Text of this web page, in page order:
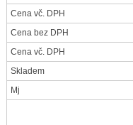
Cena vč. DPH
Cena bez DPH
Cena vč. DPH
Skladem
Mj